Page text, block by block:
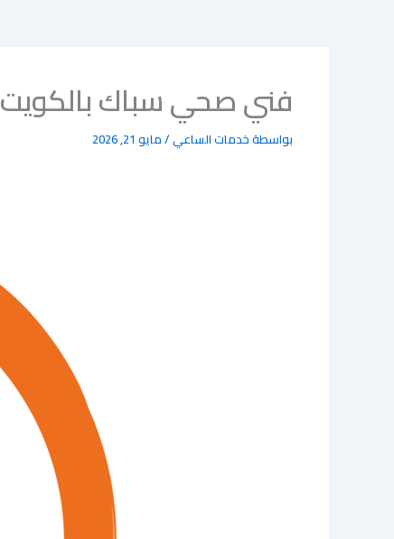
فني صحي سباك بالكويت
بواسطةخدمات الساعي/مايو 21, 2026